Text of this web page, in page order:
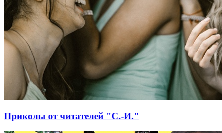
Приколы от читателей "С.-И."